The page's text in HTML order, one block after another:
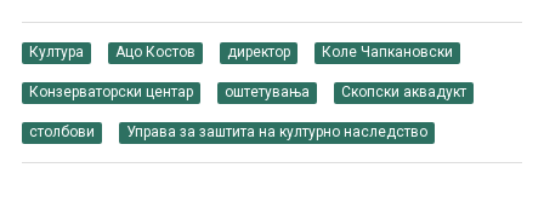
Култура Ацо Костов директор Коле Чапкановски
Конзерваторски центар оштетувања Скопски аквадукт
столбови Управа за заштита на културно наследство